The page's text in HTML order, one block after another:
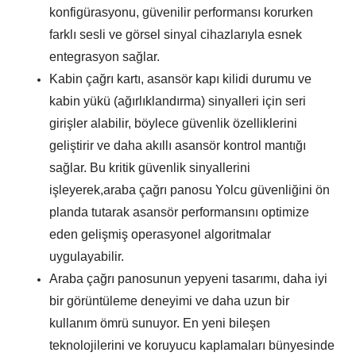
konfigürasyonu, güvenilir performansı korurken
farklı sesli ve görsel sinyal cihazlarıyla esnek
entegrasyon sağlar.
Kabin çağrı kartı, asansör kapı kilidi durumu ve
kabin yükü (ağırlıklandırma) sinyalleri için seri
girişler alabilir, böylece güvenlik özelliklerini
geliştirir ve daha akıllı asansör kontrol mantığı
sağlar. Bu kritik güvenlik sinyallerini
işleyerek,araba çağrı panosuYolcu güvenliğini ön
planda tutarak asansör performansını optimize
eden gelişmiş operasyonel algoritmalar
uygulayabilir.
Araba çağrı panosunun yepyeni tasarımı, daha iyi
bir görüntüleme deneyimi ve daha uzun bir
kullanım ömrü sunuyor. En yeni bileşen
teknolojilerini ve koruyucu kaplamaları bünyesinde